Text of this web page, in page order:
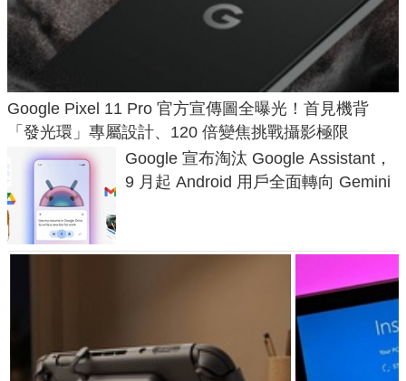
Google Pixel 11 Pro 官方宣傳圖全曝光！首見機背
「發光環」專屬設計、120 倍變焦挑戰攝影極限
Google 宣布淘汰 Google Assistant，
9 月起 Android 用戶全面轉向 Gemini